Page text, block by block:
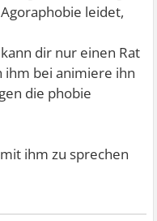
leidet,
dir nur einen Rat
ihm bei animiere ihn
die phobie
ihm zu sprechen